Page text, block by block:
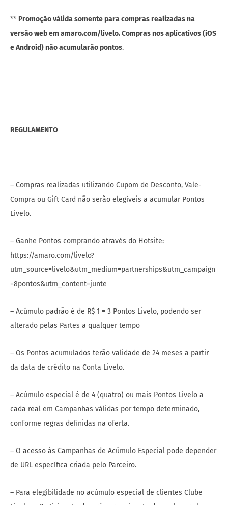
** Promoção válida somente para compras realizadas na
versão web em amaro.com/livelo. Compras nos aplicativos (iOS
e Android) não acumularão pontos.
REGULAMENTO
– Compras realizadas utilizando Cupom de Desconto, Vale-
Compra ou Gift Card não serão elegíveis a acumular Pontos
Livelo.
– Ganhe Pontos comprando através do Hotsite:
https://amaro.com/livelo?
utm_source=livelo&utm_medium=partnerships&utm_campaign
=8pontos&utm_content=junte
– Acúmulo padrão é de R$ 1 = 3 Pontos Livelo, podendo ser
alterado pelas Partes a qualquer tempo
– Os Pontos acumulados terão validade de 24 meses a partir
da data de crédito na Conta Livelo.
– Acúmulo especial é de 4 (quatro) ou mais Pontos Livelo a
cada real em Campanhas válidas por tempo determinado,
conforme regras definidas na oferta.
– O acesso às Campanhas de Acúmulo Especial pode depender
de URL específica criada pelo Parceiro.
– Para elegibilidade no acúmulo especial de clientes Clube